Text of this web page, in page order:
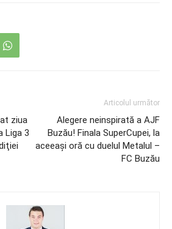
ziua
Liga 3
Articolul următor
Alegere neinspirată a AJF
Buzău! Finala SuperCupei, la
aceeaşi oră cu duelul Metalul –
FC Buzău